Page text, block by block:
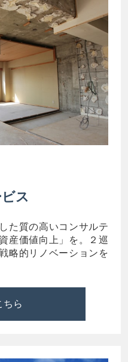
ス
た質の高いコンサルテ
産価値向上」を。２巡
略的リノベーションを
ちら